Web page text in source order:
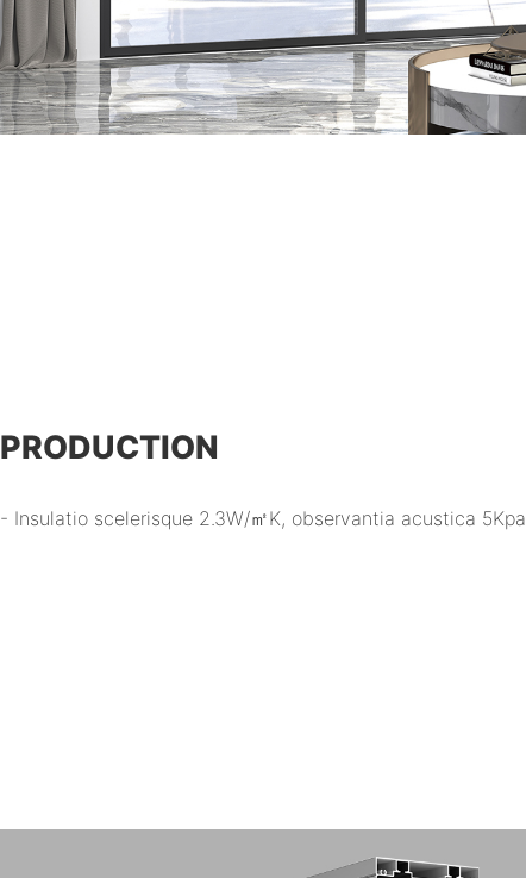
PRODUCTION
- Insulatio scelerisque 2.3W/㎡K, observantia acustica 5Kpa.